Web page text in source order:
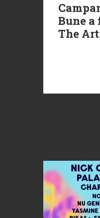
Bune
The